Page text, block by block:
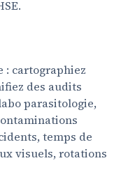
: cartographiez
des audits
parasitologie,
temps de
visuels, rotations